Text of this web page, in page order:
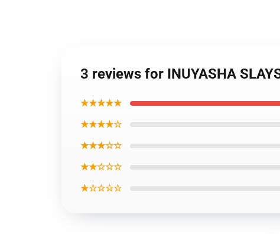
3 reviews for INUYASHA
★★★★★
★★★★☆
★★★☆☆
★★☆☆☆
★☆☆☆☆